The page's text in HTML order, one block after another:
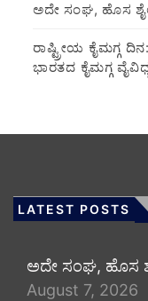
ಅದೇ ಸಂಘ, ಹೊಸ
ರಾಷ್ಟ್ರೀಯ ಕೈಮಗ್ಗ
ಭಾರತದ ಕೈಮಗ್ಗ
LATEST POSTS
ಅದೇ ಸಂಘ, ಹೊಸ
August 7, 2026